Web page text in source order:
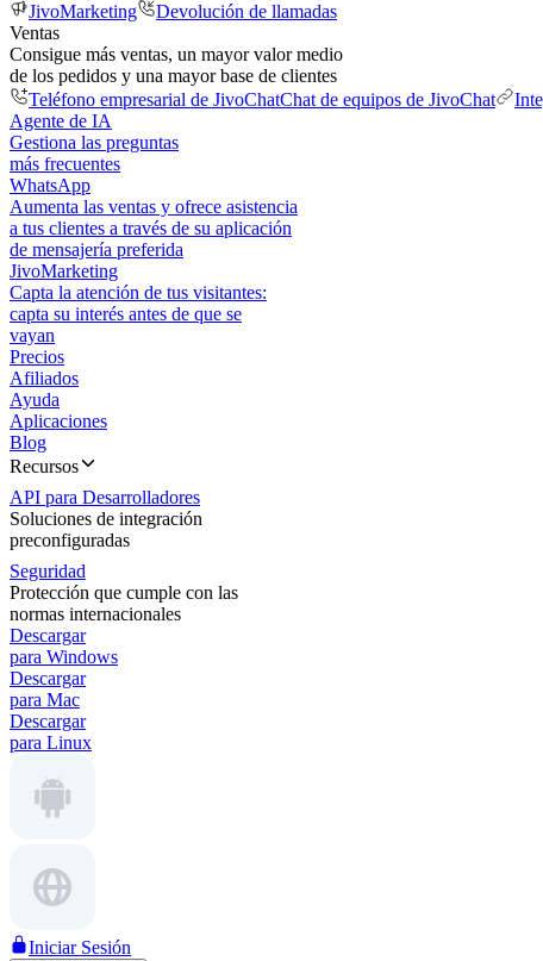
JivoMarketing
Devolución de llamadas
Ventas
Consigue más ventas, un mayor valor medio
de los pedidos y una mayor base de clientes
Teléfono empresarial de JivoChatChat de equipos de JivoChat
Agente de IA
Gestiona las preguntas
más frecuentes
WhatsApp
Aumenta las ventas y ofrece asistencia
a tus clientes a través de su aplicación
de mensajería preferida
JivoMarketing
Capta la atención de tus visitantes:
capta su interés antes de que se
vayan
Precios
Afiliados
Ayuda
Aplicaciones
Blog
Recursos
API para Desarrolladores
Soluciones de integración
preconfiguradas
Seguridad
Protección que cumple con las
normas internacionales
Descargar
para Windows
Descargar
para Mac
Descargar
para Linux
Iniciar Sesión